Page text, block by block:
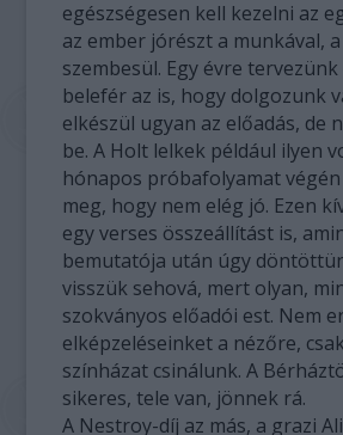
egészségesen kell kezelni az
az ember jórészt a munkával,
szembesül. Egy évre
belefér az is, hogy dolgozunk
elkészül ugyan az előadás, de
be. A Holt lelkek például ilyen
hónapos próbafolyamat
meg, hogy nem elég jó. Ezen
egy verses összeállítást is,
bemutatója után úgy
visszük sehová, mert olyan,
szokványos előadói est. Nem
elképzeléseinket a nézőre,
színházat csinálunk. A
sikeres, tele van, jönnek rá.
A Nestroy-díj az más, a grazi